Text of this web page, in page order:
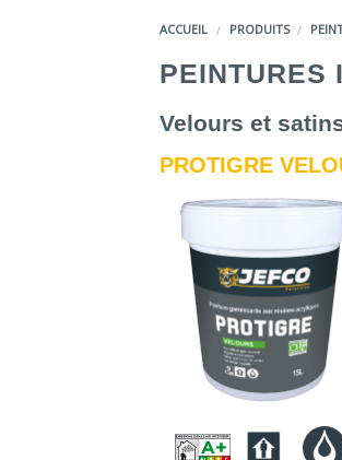
ACCUEIL PRODUITS
PEINTURES
Velours et
PROTIGRE